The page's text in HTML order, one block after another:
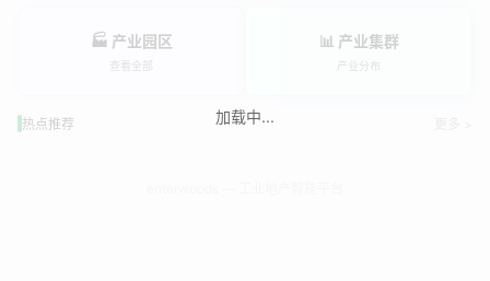
🏭 产业园区
查看全部
📊 产业集群
产业分布
热点推荐 加载中...